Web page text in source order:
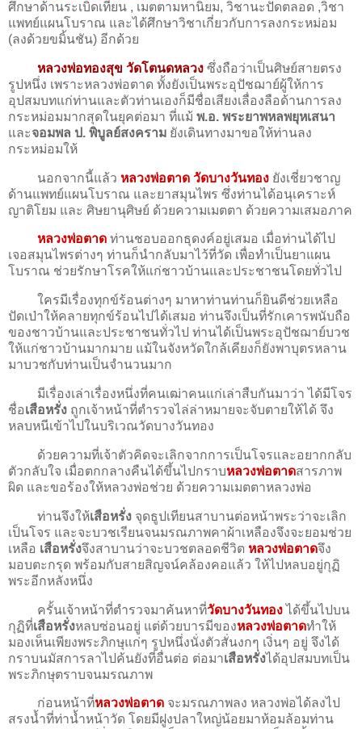
ศึกษาด้านระเบิดเทียน , เมตตามหานิยม, วิชานะปัดตลอด ,วิชา
แพทย์แผนโบราณ และได้ศึกษาวิชาเกี่ยวกับการลงกระหม่อม
(ลงด้วยขมิ้นชัน) อีกด้วย​
หลวงพ่อทองสุข วัดโตนดหลวง ซึ่งถือว่าเป็นศิษย์สายตรง
รูปหนึ่ง เพราะหลวงพ่อตาด ทั้งยังเป็นพระอุปัชฌาย์ผู้ให้การ
อุปสมบทแก่ท่านและตัวท่านเองก็มีชื่อเสียงเลื่องลือด้านการลง
กระหม่อมมากสุดในยุคต่อมา ที่แม้ พ.อ. พระยาพหลพยุหเสนา
และจอมพล ป. พิบูลย์สงคราม ยังเดินทางมาขอให้ท่านลง
กระหม่อมให้
นอกจากนี้แล้ว หลวงพ่อตาด วัดบางวันทอง ยังเชี่ยวชาญ
ด้านแพทย์แผนโบราณ และยาสมุนไพร ซึ่งท่านได้อนุเคราะห์
ญาติโยม และ ศิษยานุศิษย์ ด้วยความเมตตา ด้วยความเสมอภาค​
หลวงพ่อตาด ท่านชอบออกธุดงค์อยู่เสมอ เมื่อท่านได้ไป
เจอสมุนไพรต่างๆ ท่านก็นำกลับมาไว้ที่วัด เพื่อทำเป็นยาแผน
โบราณ ช่วยรักษาโรคให้แก่ชาวบ้านและประชาชนโดยทั่วไป
ใครมีเรื่องทุกข์ร้อนต่างๆ มาหาท่านท่านก็ยินดีช่วยเหลือ
ปัดเป่าให้คลายทุกข์ร้อนไปได้เสมอ ท่านจึงเป็นที่รักเคารพนับถือ
ของชาวบ้านและประชาชนทั่วไป ท่านได้เป็นพระอุปัชฌาย์บวช
ให้แก่ชาวบ้านมากมาย แม้ในจังหวัดใกล้เคียงก็ยังพาบุตรหลาน
มาบวชกับท่าน​เป็น​จำนวน​มาก
มีเรื่องเล่าเรื่องหนึ่งที่คนเฒ่าคนแก่เล่าสืบกันมาว่า ได้มีโจร
ชื่อเสือหรั่ง ถูกเจ้าหน้าที่ตำรวจไล่ล่าหมายจะจับตายให้ได้ จึง
หลบหนีเข้าไปในบริเวณวัดบางวันทอง
ด้วยความที่เจ้าตัวคิดจะเลิกจากการเป็นโจรและอยากกลับ
ตัวกลับใจ เมื่อตกกลางคืนได้ขึ้นไปกราบหลวงพ่อตาดสารภาพ
ผิด และขอร้องให้หลวงพ่อช่วย ด้วยความเมตตาหลวงพ่อ
ท่านจึงให้เสือหรั่ง จุดธูปเทียนสาบานต่อหน้าพระว่าจะเลิก
เป็นโจร และจะบวชเรียนจนมรณภาพคาผ้าเหลืองจึงจะยอมช่วย
เหลือ เสือหรั่งจึงสาบานว่าจะบวชตลอดชีวิต หลวงพ่อตาดจึง
มอบตะกรุด พร้อมกับสายสิญจน์คล้องคอแล้ว ให้ไปหลบอยู่กุฏิ
พระอีกหลังหนึ่ง
ครั้นเจ้าหน้าที่ตำรวจมาค้นหาที่วัดบางวันทองได้ขึ้นไปบน
กุฏิที่เสือหรั่งหลบซ่อนอยู่ แต่ด้วยบารมีของหลวงพ่อตาดทำให้
มองเห็นเพียงพระภิกษุแก่ๆ รูปหนึ่งนั่งตัวสั่นงกๆ เงิ่นๆ อยู่ จึงได้
กราบนมัสการลาไปค้นยังที่อื่นต่อ ต่อมาเสือหรั่งได้อุปสมบทเป็น
พระภิกษุตราบจนมรณภาพ
ก่อนหน้าที่หลวงพ่อตาด จะมรณภาพลง หลวงพ่อได้ลงไป
สรงน้ำที่ท่าน้ำหน้าวัด โดยมีฝูงปลาใหญ่น้อยมาห้อมล้อมท่าน